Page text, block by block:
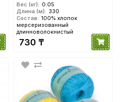
Вес (кг): 0.05
Длина (м): 330
Состав: 100% хлопок
мерсеризованный
длинноволокнистый
730 ₸